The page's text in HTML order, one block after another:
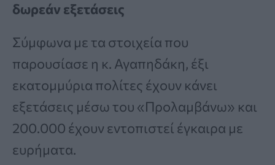
δωρεάν εξετάσεις
Σύμφωνα με τα στοιχεία που
παρουσίασε η κ. Αγαπηδάκη, έξι
εκατομμύρια πολίτες έχουν κάνει
εξετάσεις μέσω του «Προλαμβάνω» και
200.000 έχουν εντοπιστεί έγκαιρα με
ευρήματα.